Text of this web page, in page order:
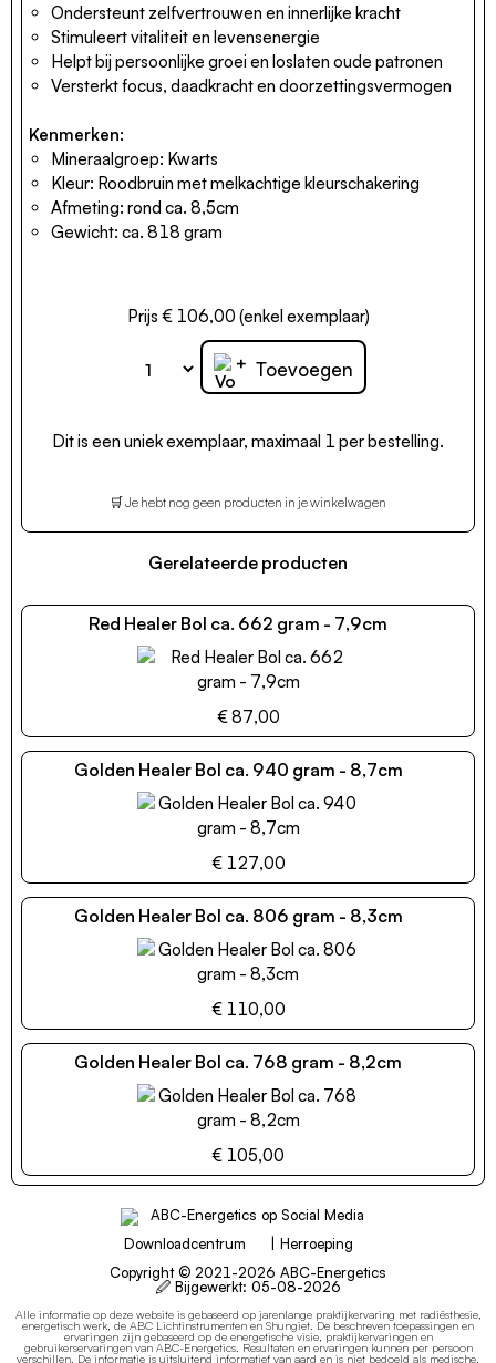
Ondersteunt zelfvertrouwen en innerlijke kracht
Stimuleert vitaliteit en levensenergie
Helpt bij persoonlijke groei en loslaten oude patronen
Versterkt focus, daadkracht en doorzettingsvermogen
Kenmerken:
Mineraalgroep: Kwarts
Kleur: Roodbruin met melkachtige kleurschakering
Afmeting: rond ca. 8,5cm
Gewicht: ca. 818 gram
Prijs € 106,00 (enkel exemplaar)
+ Toevoegen
Dit is een uniek exemplaar, maximaal 1 per bestelling.
🛒 Je hebt nog geen producten in je winkelwagen
Gerelateerde producten
Red Healer Bol ca. 662 gram - 7,9cm
€ 87,00
Golden Healer Bol ca. 940 gram - 8,7cm
€ 127,00
Golden Healer Bol ca. 806 gram - 8,3cm
€ 110,00
Golden Healer Bol ca. 768 gram - 8,2cm
€ 105,00
Downloadcentrum
Herroeping
Copyright © 2021-2026 ABC-Energetics
🖉 Bijgewerkt: 05-08-2026
Alle informatie op deze website is gebaseerd op jarenlange praktijkervaring met radiësthesie,
energetisch werk, de ABC Lichtinstrumenten en Shungiet. De beschreven toepassingen en
ervaringen zijn gebaseerd op de energetische visie, praktijkervaringen en
gebruikerservaringen van ABC-Energetics. Resultaten en ervaringen kunnen per persoon
verschillen. De informatie is uitsluitend informatief van aard en is niet bedoeld als medische,